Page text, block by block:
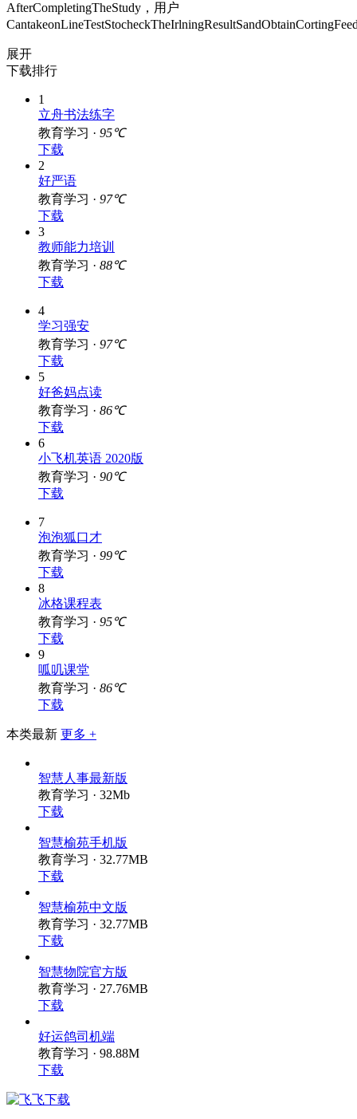
AfterCompletingTheStudy，用户
展开
下载排行
1
立舟书法练字
教育学习 · 95℃
下载
2
好严语
教育学习 · 97℃
下载
3
教师能力培训
教育学习 · 88℃
下载
4
学习强安
教育学习 · 97℃
下载
5
好爸妈点读
教育学习 · 86℃
下载
6
小飞机英语 2020版
教育学习 · 90℃
下载
7
泡泡狐口才
教育学习 · 99℃
下载
8
冰格课程表
教育学习 · 95℃
下载
9
呱叽课堂
教育学习 · 86℃
下载
本类最新 更多 +
智慧人事最新版
教育学习 · 32Mb
下载
智慧榆苑手机版
教育学习 · 32.77MB
下载
智慧榆苑中文版
教育学习 · 32.77MB
下载
智慧物院官方版
教育学习 · 27.76MB
下载
好运鸽司机端
教育学习 · 98.88M
下载